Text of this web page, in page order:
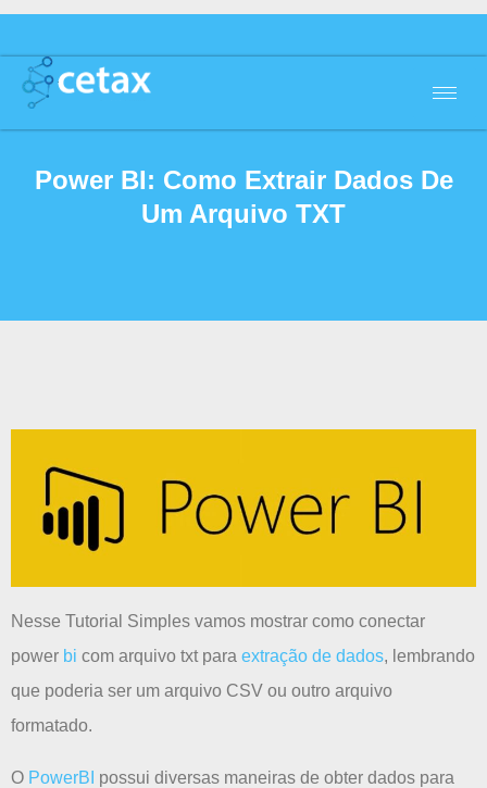
Power BI: Como Extrair Dados De
Um Arquivo TXT
Nesse Tutorial Simples vamos mostrar como conectar
power bi com arquivo txt para extração de dados, lembrando
que poderia ser um arquivo CSV ou outro arquivo
formatado.
O PowerBI possui diversas maneiras de obter dados para